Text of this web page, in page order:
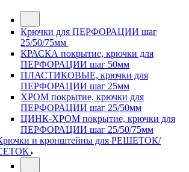
Крючки для ПЕРФОРАЦИИ шаг
25/50/75мм
КРАСКА покрытие, крючки для
ПЕРФОРАЦИИ шаг 50мм
ПЛАСТИКОВЫЕ, крючки для
ПЕРФОРАЦИИ шаг 25мм
ХРОМ покрытие, крючки для
ПЕРФОРАЦИИ шаг 25/50мм
ЦИНК-ХРОМ покрытие, крючки для
ПЕРФОРАЦИИ шаг 25/50/75мм
и кронштейны для РЕШЕТОК/